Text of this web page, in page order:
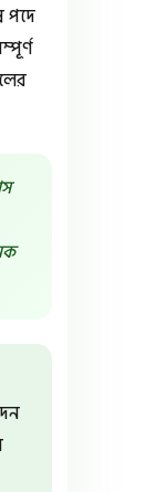
পদে